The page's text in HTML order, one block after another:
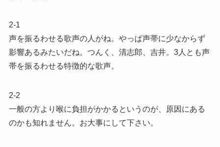
2-1
声を振るわせる歌声の人がね。やっぱ声帯に少なからず
影響あるみたいだね。つんく、清志郎、吉井。3人とも声
帯を振るわせる特徴的な歌声。
2-2
一般の方より喉に負担がかかるというのが、原因にある
のかも知れません。お大事にして下さい。